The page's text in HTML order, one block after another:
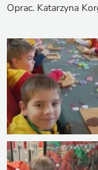
Oprac. Katarzyna